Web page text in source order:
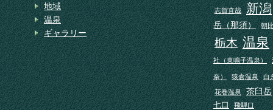
地域
温泉
ギャラリー
志賀直哉 新潟
岳（那須） 朝
栃木 温泉
社（東鳴子温泉）
奈） 猿倉温泉 白
花巻温泉 茶臼岳
七口 飛騨口